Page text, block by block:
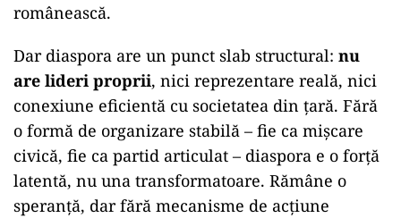
românească.
Dar diaspora are un punct slab structural: nu
are lideri proprii, nici reprezentare reală, nici
conexiune eficientă cu societatea din țară. Fără
o formă de organizare stabilă – fie ca mișcare
civică, fie ca partid articulat – diaspora e o forță
latentă, nu una transformatoare. Rămâne o
speranță, dar fără mecanisme de acțiune